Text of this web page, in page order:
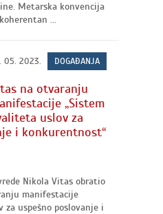
Metarska konvencija
...
05. 2023. DOGAĐANJA
na otvaranju
„Sistem
uslov za
i konkurentnost“
Nikola Vitas obratio
manifestacije
uspešno poslovanje i